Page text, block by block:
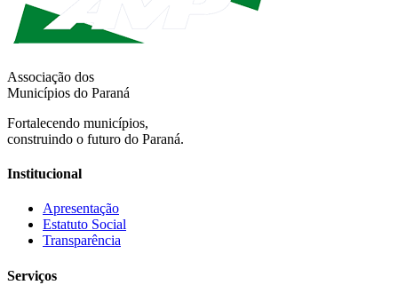
Associação dos
Municípios do Paraná
Fortalecendo municípios,
construindo o futuro do Paraná.
Institucional
Apresentação
Estatuto Social
Transparência
Serviços